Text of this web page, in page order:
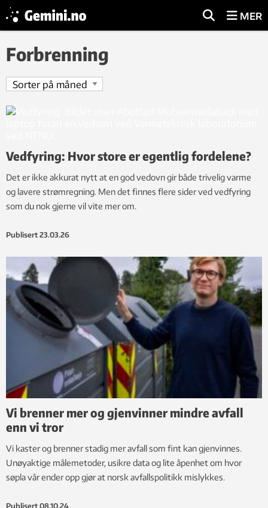
MER
Forbrenning
Vedfyring: Hvor store er egentlig fordelene?
Det er ikke akkurat nytt at en god vedovn gir både trivelig varme
og lavere strømregning. Men det finnes flere sider ved vedfyring
som du nok gjerne vil vite mer om.
Publisert 23.03.26
Vi brenner mer og gjenvinner mindre avfall
enn vi tror
Vi kaster og brenner stadig mer avfall som fint kan gjenvinnes.
Unøyaktige målemetoder, usikre data og lite åpenhet om hvor
søpla vår ender opp gjør at norsk avfallspolitikk mislykkes.
Publisert 08.10.24